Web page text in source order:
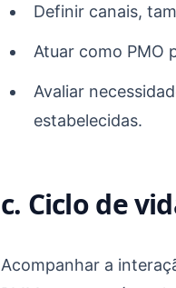
Definir canais,
Atuar como PMO
Avaliar
estabelecidas.
c. Ciclo de
Acompanhar a